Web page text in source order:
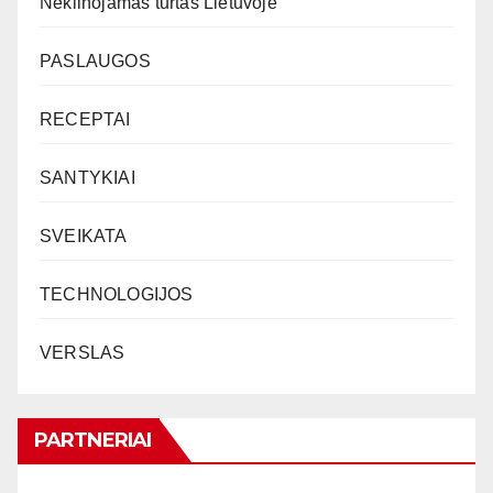
PASLAUGOS
RECEPTAI
SANTYKIAI
SVEIKATA
TECHNOLOGIJOS
VERSLAS
PARTNERIAI